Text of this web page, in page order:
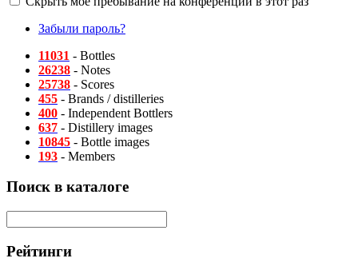
Забыли пароль?
11031 - Bottles
26238 - Notes
25738 - Scores
455 - Brands / distilleries
400 - Independent Bottlers
637 - Distillery images
10845 - Bottle images
193 - Members
Поиск в каталоге
Рейтинги